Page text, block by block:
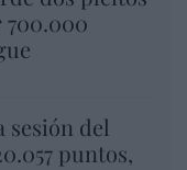
700.000
sesión del
puntos,